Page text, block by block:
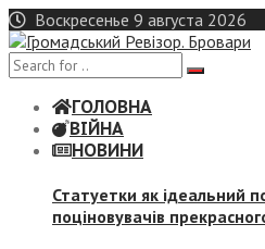
Skip
to
content
Воскресенье 9 августа 2026
ГОЛОВНА
ВІЙНА
НОВИНИ
Статуетки як ідеальний
поціновувачів